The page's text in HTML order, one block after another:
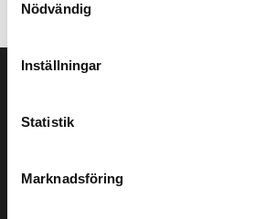
Nödvändig
Inställningar
Statistik
Marknadsföring
Besök butiken i Älvängen eller handla